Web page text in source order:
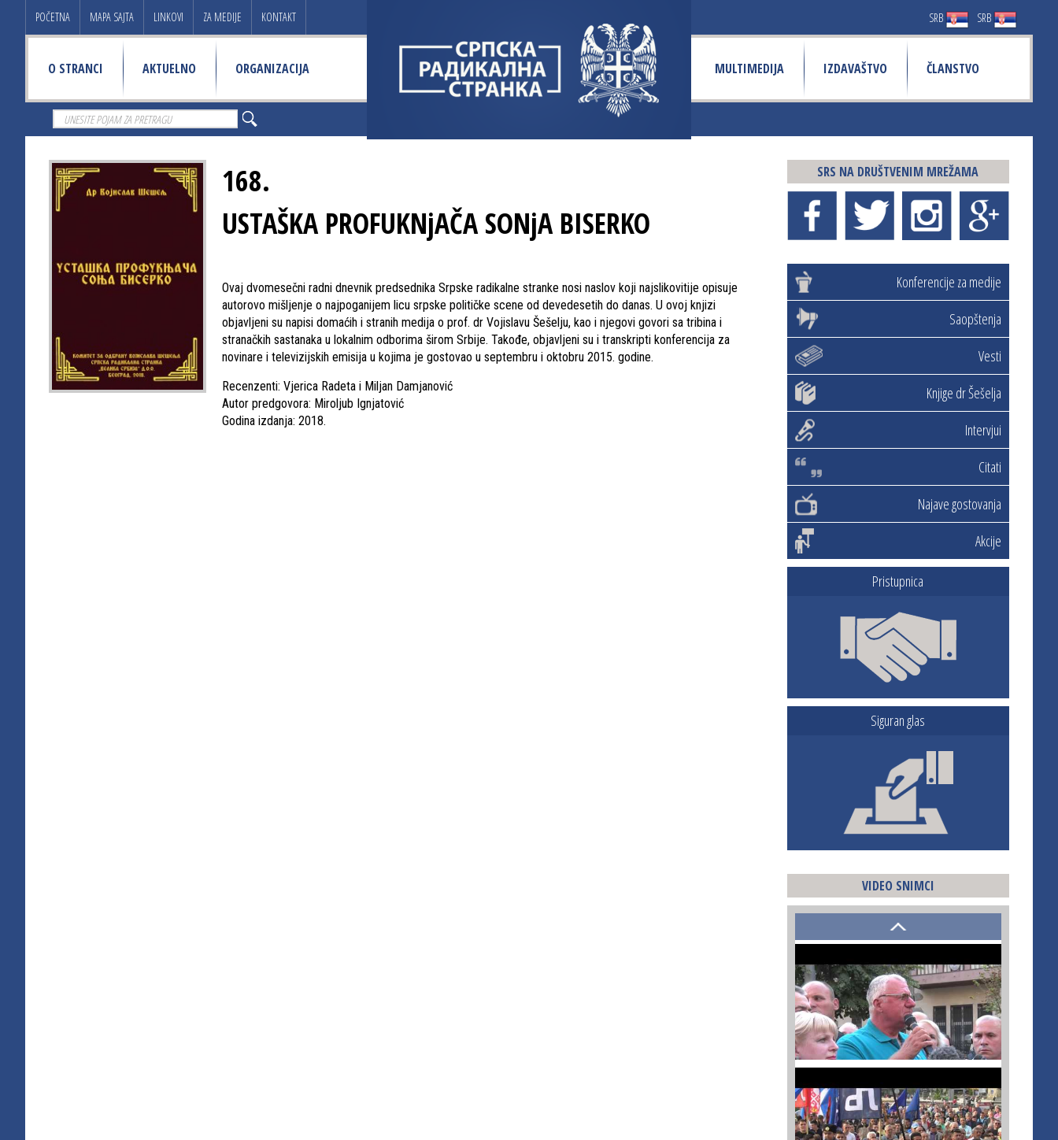
POČETNA MAPA SAJTA LINKOVI ZA MEDIJE KONTAKT SRB SRB
O STRANCI AKTUELNO ORGANIZACIJA MULTIMEDIJA IZDAVAŠTVO ČLANSTVO
168.
USTAŠKA PROFUKNjAČA SONjA BISERKO
Ovaj dvomesečni radni dnevnik predsednika Srpske radikalne stranke nosi naslov koji najslikovitije opisuje
autorovo mišljenje o najpoganijem licu srpske političke scene od devedesetih do danas. U ovoj knjizi
objavljeni su napisi domaćih i stranih medija o prof. dr Vojislavu Šešelju, kao i njegovi govori sa tribina i
stranačkih sastanaka u lokalnim odborima širom Srbije. Takođe, objavljeni su i transkripti konferencija za
novinare i televizijskih emisija u kojima je gostovao u septembru i oktobru 2015. godine.
Recenzenti: Vjerica Radeta i Miljan Damjanović
Autor predgovora: Miroljub Ignjatović
Godina izdanja: 2018.
SRS NA DRUŠTVENIM MREŽAMA
Konferencije za medije
Saopštenja
Vesti
Knjige dr Šešelja
Intervjui
Citati
Najave gostovanja
Akcije
Pristupnica
Siguran glas
VIDEO SNIMCI